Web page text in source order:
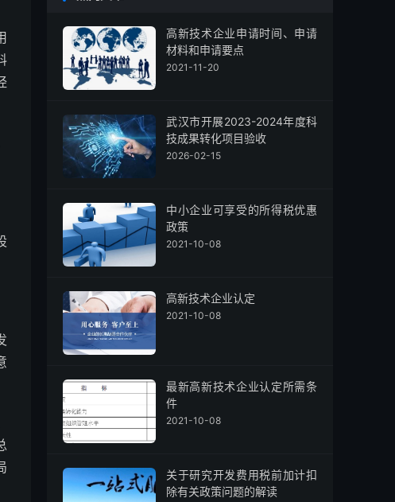
高新技术企业申请时间、申请
材料和申请要点
2021-11-20
武汉市开展2023-2024年度科
技成果转化项目验收
2026-02-15
中小企业可享受的所得税优惠
政策
2021-10-08
高新技术企业认定
2021-10-08
最新高新技术企业认定所需条
件
2021-10-08
关于研究开发费用税前加计扣
除有关政策问题的解读